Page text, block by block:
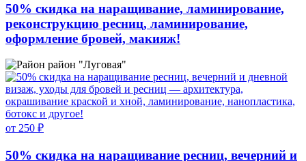
50% скидка на наращивание, ламинирование,
реконструкцию ресниц, ламинирование,
оформление бровей, макияж!
район "Луговая"
от 250 ₽
50% скидка на наращивание ресниц, вечерний и